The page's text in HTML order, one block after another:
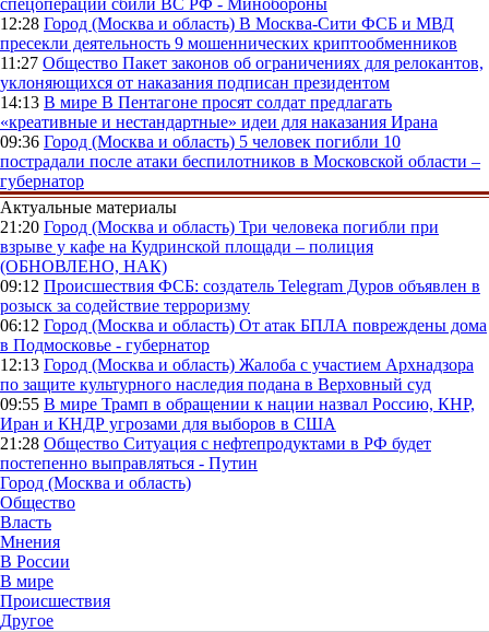
спецоперации сбили ВС РФ - Минобороны
12:28 Город (Москва и область) В Москва-Сити ФСБ и МВД
пресекли деятельность 9 мошеннических криптообменников
11:27 Общество Пакет законов об ограничениях для релокантов,
уклоняющихся от наказания подписан президентом
14:13 В мире В Пентагоне просят солдат предлагать
«креативные и нестандартные» идеи для наказания Ирана
09:36 Город (Москва и область) 5 человек погибли 10
пострадали после атаки беспилотников в Московской области –
губернатор
Актуальные материалы
21:20 Город (Москва и область) Три человека погибли при
взрыве у кафе на Кудринской площади – полиция
(ОБНОВЛЕНО, НАК)
09:12 Происшествия ФСБ: создатель Telegram Дуров объявлен в
розыск за содействие терроризму
06:12 Город (Москва и область) От атак БПЛА повреждены дома
в Подмосковье - губернатор
12:13 Город (Москва и область) Жалоба с участием Архнадзора
по защите культурного наследия подана в Верховный суд
09:55 В мире Трамп в обращении к нации назвал Россию, КНР,
Иран и КНДР угрозами для выборов в США
21:28 Общество Ситуация с нефтепродуктами в РФ будет
постепенно выправляться - Путин
Город (Москва и область)
Общество
Власть
Мнения
В России
В мире
Происшествия
Другое